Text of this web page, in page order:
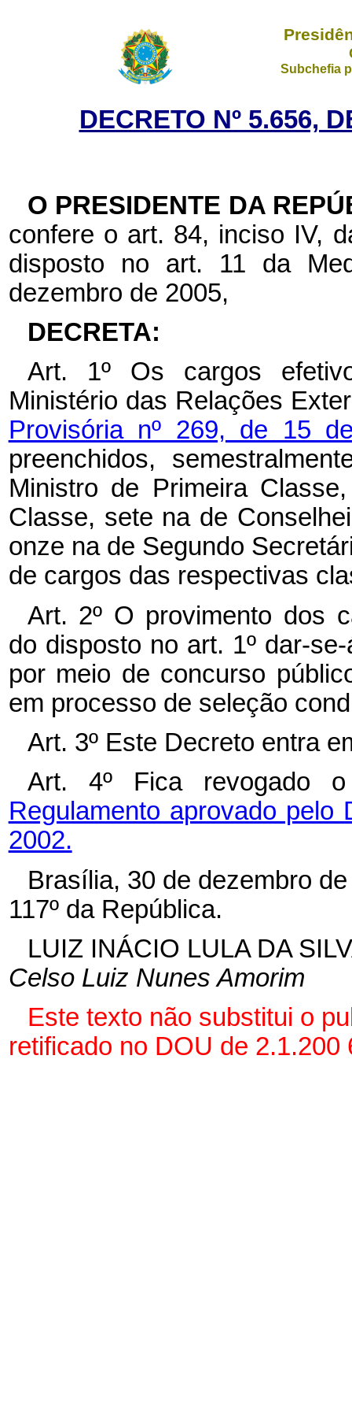
Subchefia
DECRETO Nº 5.656,
O PRESIDENTE DA
confere o art. 84, inciso IV,
disposto no art. 11 da
dezembro de 2005,
DECRETA:
Art. 1º Os cargos
Ministério das Relações
Provisória nº 269, de 15
preenchidos,
Ministro de Primeira
Classe, sete na de
onze na de Segundo
de cargos das respectivas
Art. 2º O provimento dos
do disposto no art. 1º dar-
por meio de concurso
em processo de seleção
Art. 3º Este Decreto entra
Art. 4º Fica revogado
Regulamento aprovado pelo
2002.
Brasília, 30 de dezembro
117º da República.
LUIZ INÁCIO LULA DA
Celso Luiz Nunes Amorim
Este texto não substitui o
retificado no DOU de 2.1.200